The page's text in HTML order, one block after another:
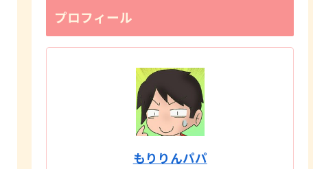
プロフィール
もりりんパパ